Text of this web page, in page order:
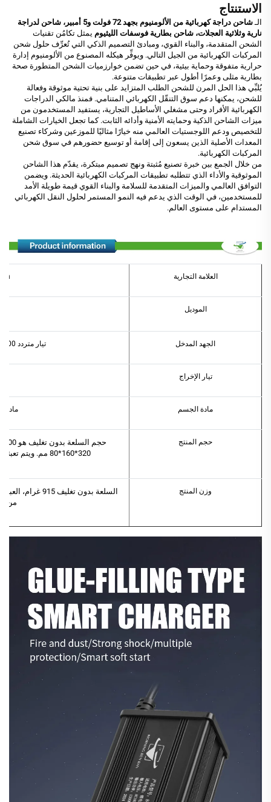
الاستنتاج
الـ
شاحن دراجة كهربائية من الألومنيوم بجهد 72 فولت و5 أمبير، شاحن لدراجة
نارية وثلاثية العجلات، شاحن بطارية فوسفات الليثيوم يمثل تكامُن تقنيات
الشحن المتقدمة، والبناء القوي، ومبادئ التصميم الذكي التي تُعرِّف حلول شحن
المركبات الكهربائية من الجيل التالي. ويوفِّر هيكله المصنوع من الألومنيوم إدارة
حرارية متفوقة وحماية بيئية، في حين تضمن خوارزميات الشحن المتطورة صحة
بطارية مثلى وعمرًا أطول عبر تطبيقات متنوعة.
يُلبِّي هذا الحل المرن للشحن الطلب المتزايد على بنية تحتية موثوقة وفعالة
للشحن، يمكنها دعم سوق التنقّل الكهربائي المتنامي. فمنذ مالكي الدراجات
الكهربائية الأفراد وحتى مشغلي الأساطيل التجارية، يستفيد المستخدمون من
ميزات الشاحن الذكية وحمايته الأمنية وأدائه الثابت. كما تجعل الخيارات الشاملة
للتخصيص ودعم اللوجستيات العالمي منه خيارًا مثاليًا للموزعين وشركاء تصنيع
المعدات الأصلية الذين يسعون إلى إقامة أو توسيع حضورهم في سوق شحن
المركبات الكهربائية.
من خلال الجمع بين خبرة تصنيع مُثبتة ونهج تصميم مبتكرة، يقدّم هذا الشاحن
الموثوقية والأداء الذي تتطلبه تطبيقات المركبات الكهربائية الحديثة. ويضمن
التوافق العالمي والميزات المتقدمة للسلامة والبناء القوي قيمة طويلة الأمد
للمستخدمين، في الوقت الذي يدعم فيه النمو المستمر لحلول النقل الكهربائي
المستدام على مستوى العالم.
العلامة التجارية
الموديل
الجهد المدخل تيار متردد 100-240 فولت؛ 50/60 هرتز
تيار الإخراج
مادة الجسم مادة
حجم المنتج
320*160*80 مم. ويتم تعبئة الصندوق بالكامل بعدد 20 قطعة بوزن كيلوغرام
وزن المنتج
من 20 عبوة 23 كغ